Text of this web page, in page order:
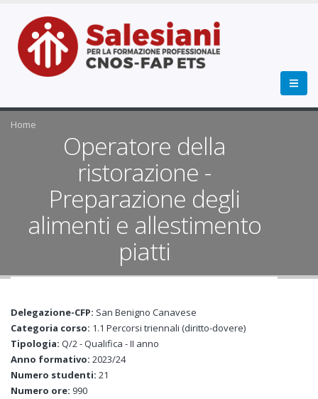
Home
Operatore della
ristorazione -
Preparazione degli
alimenti e allestimento
piatti
Delegazione-CFP: San Benigno Canavese
Categoria corso: 1.1 Percorsi triennali (diritto-dovere)
Tipologia: Q/2 - Qualifica - II anno
Anno formativo: 2023/24
Numero studenti: 21
Numero ore: 990